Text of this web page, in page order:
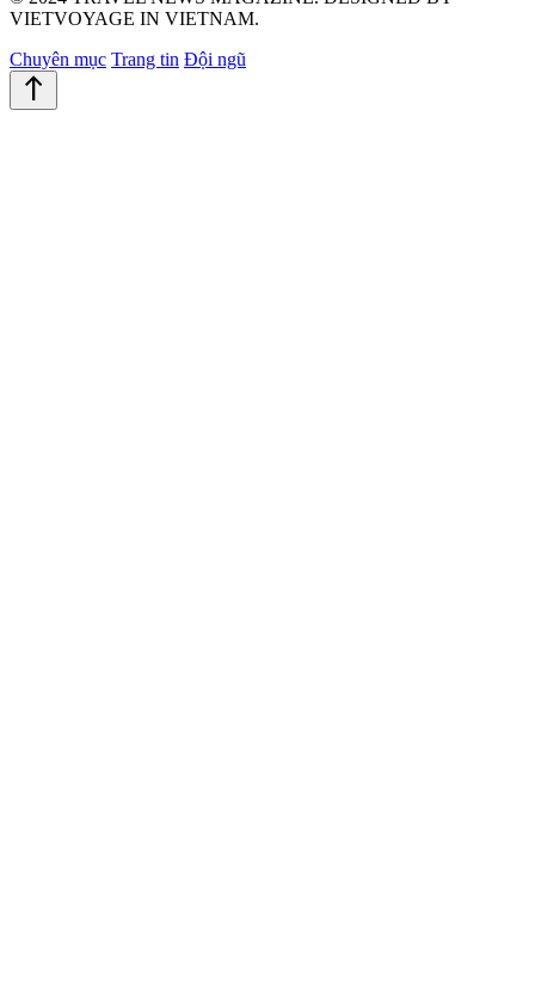
VIETVOYAGE IN VIETNAM.
Chuyên mục Trang tin Đội ngũ
north